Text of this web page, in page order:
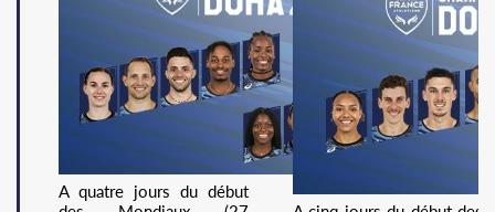
A quatre jours du début